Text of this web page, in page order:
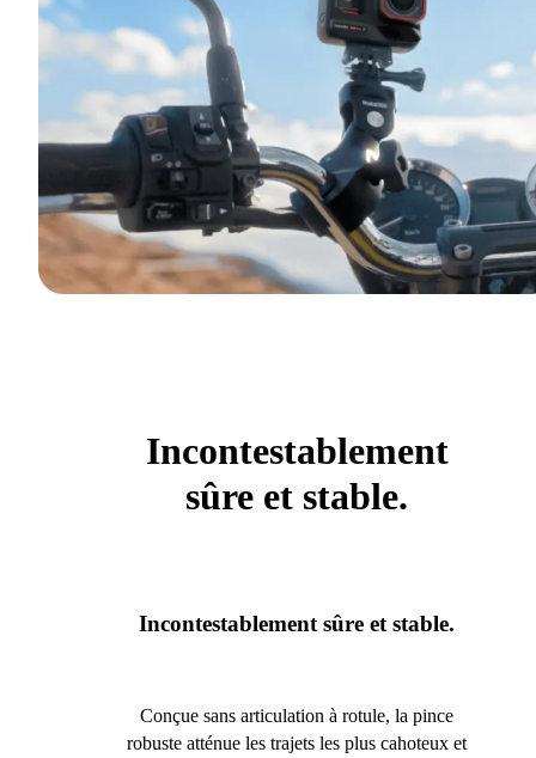
Incontestablement
sûre et stable.
Incontestablement sûre et stable.
Conçue sans articulation à rotule, la pince
robuste atténue les trajets les plus cahoteux et